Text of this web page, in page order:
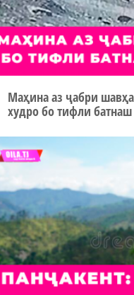
Маҳина аз ҷабри
худро бо тифли